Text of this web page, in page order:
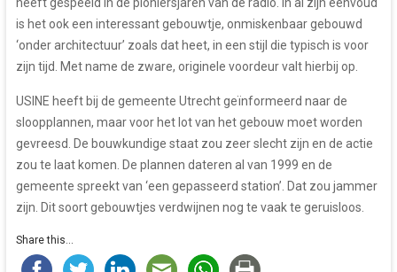
is het ook een interessant gebouwtje, onmiskenbaar gebouwd
‘onder architectuur’ zoals dat heet, in een stijl die typisch is voor
zijn tijd. Met name de zware, originele voordeur valt hierbij op.
USINE heeft bij de gemeente Utrecht geïnformeerd naar de
sloopplannen, maar voor het lot van het gebouw moet worden
gevreesd. De bouwkundige staat zou zeer slecht zijn en de actie
zou te laat komen. De plannen dateren al van 1999 en de
gemeente spreekt van ‘een gepasseerd station’. Dat zou jammer
zijn. Dit soort gebouwtjes verdwijnen nog te vaak te geruisloos.
Share this...